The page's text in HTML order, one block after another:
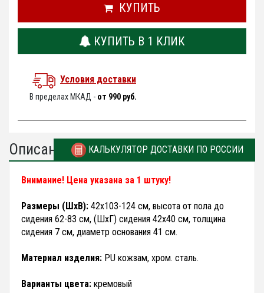
КУПИТЬ
КУПИТЬ В 1 КЛИК
Условия доставки
В пределах МКАД - от 990 руб.
Описание КАЛЬКУЛЯТОР ДОСТАВКИ ПО РОССИИ
Внимание! Цена указана за 1 штуку!
Размеры (ШхВ): 42х103-124 см, высота от пола до
сидения 62-83 см, (ШхГ) сидения 42х40 см, толщина
сидения 7 см, диаметр основания 41 см.
Материал изделия: PU кожзам, хром. сталь.
Варианты цвета: кремовый